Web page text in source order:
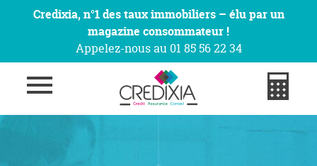
Credixia, n°1 des taux immobiliers – élu par un
magazine consommateur !
Appelez-nous au 01 85 56 22 34